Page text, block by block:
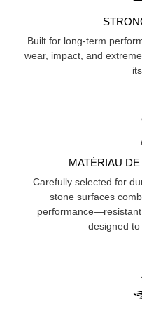
Built for long-term
wear, impact, and
MATÉRIAU
Carefully selected for
stone surfaces
designed to